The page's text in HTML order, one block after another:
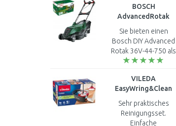
derzeitigen
Lieferproblemen
wegen Corona...
BOSCH
AdvancedRotak
36V-44-750 Akku-
Rasenmäher (solo)
06008B9G00
Sie bieten einen
Bosch DIY Advanced
Rotak 36V-44-750 als
B-Ware für 247,44 €
nicht, diesen in den
Warenkorb zu
legen...
VILEDA
EasyWring&Clean
TURBO Komplett
Set 151153
Sehr praktisches
Reinigungsset.
Einfache